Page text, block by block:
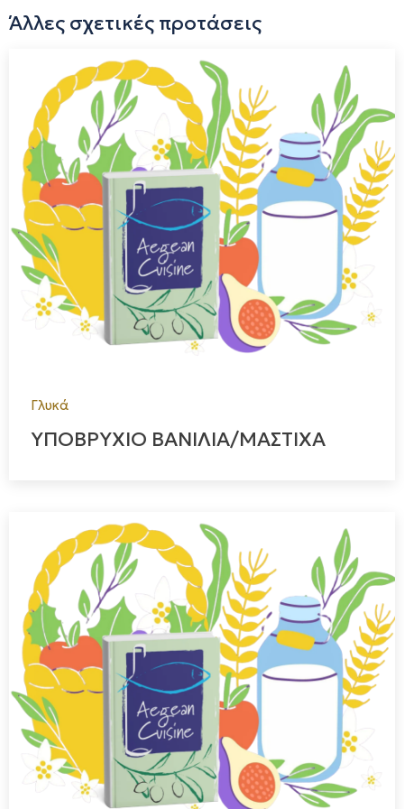
στη σύγχρονη πιστοποιημένη με ISO 22000:2005
μελισσοκομική μας μονάδα, εφαρμόζοντας τους
αυστηρότερους κανόνες ασφάλειας και υγιεινής. Έτσι
μπορούμε να εγγυηθούμε την άριστη ποιότητα του, που
εμπεριέχει όλα τα αρώματα του θυμαριού, μαζί με τις
ανεκτίμητες θεραπευτικές και θρεπτικές ιδιότητες του
μέχρι την τελευταία σταγόνα του βάζου!
Άλλες σχετικές προτάσεις
Γλυκά
ΥΠΟΒΡΥΧΙΟ ΒΑΝΙΛΙΑ/ΜΑΣΤΙΧΑ